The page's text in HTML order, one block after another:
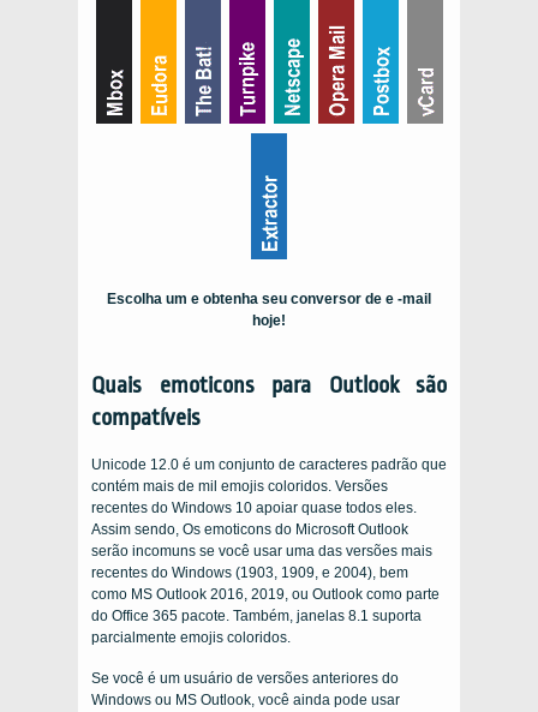
Escolha um e obtenha seu conversor de e -mail
hoje!
Quais emoticons para Outlook são
compatíveis
Unicode 12.0 é um conjunto de caracteres padrão que
contém mais de mil emojis coloridos. Versões
recentes do Windows 10 apoiar quase todos eles.
Assim sendo, Os emoticons do Microsoft Outlook
serão incomuns se você usar uma das versões mais
recentes do Windows (1903, 1909, e 2004), bem
como MS Outlook 2016, 2019, ou Outlook como parte
do Office 365 pacote. Também, janelas 8.1 suporta
parcialmente emojis coloridos.
Se você é um usuário de versões anteriores do
Windows ou MS Outlook, você ainda pode usar